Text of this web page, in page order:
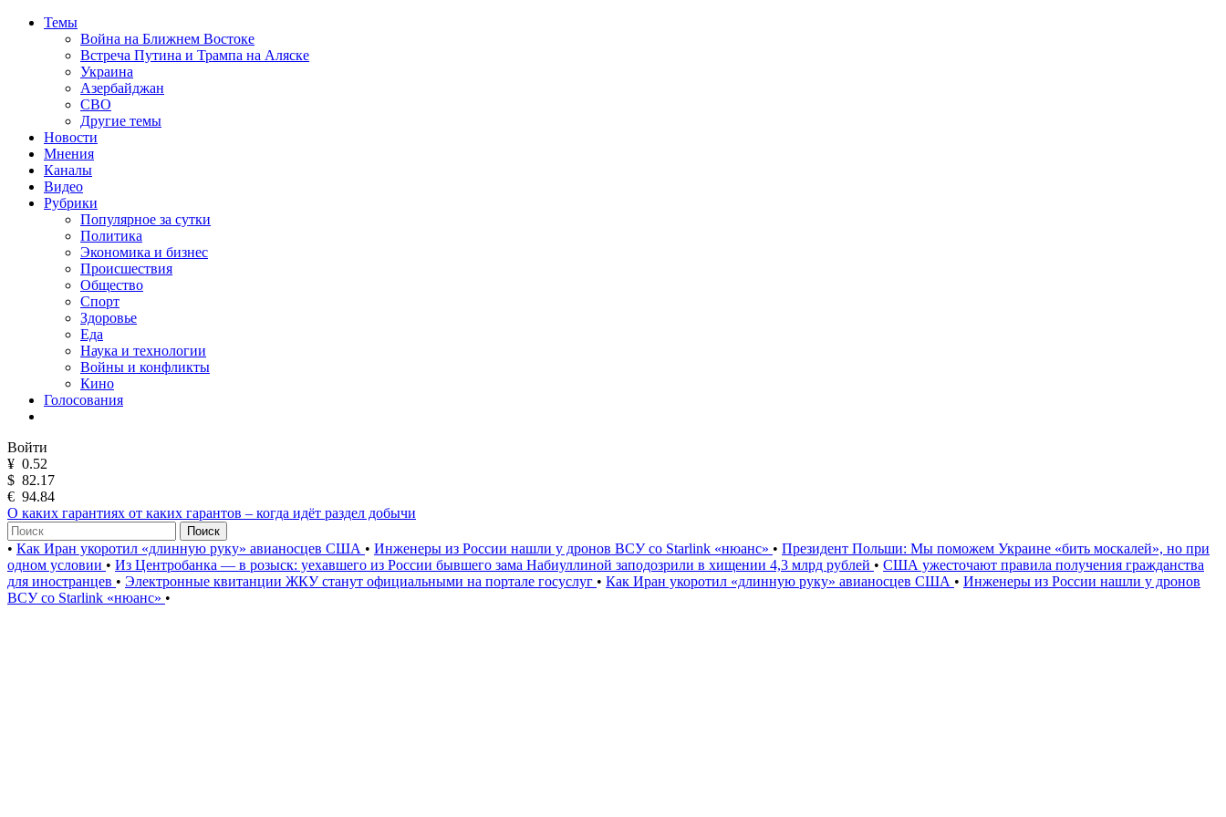
Темы
Война на Ближнем Востоке
Встреча Путина и Трампа на Аляске
Украина
Азербайджан
СВО
Другие темы
Новости
Мнения
Каналы
Видео
Рубрики
Популярное за сутки
Политика
Экономика и бизнес
Происшествия
Общество
Спорт
Здоровье
Еда
Наука и технологии
Войны и конфликты
Кино
Голосования
Войти
¥ 0.52
$ 82.17
€ 94.84
О каких гарантиях от каких гарантов – когда идёт раздел добычи
Поиск
• Как Иран укоротил «длинную руку» авианосцев США • Инженеры из России нашли у дронов ВСУ со Starlink «нюанс» • Президент Польши: Мы поможем Украине «бить москалей», но при
одном условии • Из Центробанка — в розыск: уехавшего из России бывшего зама Набиуллиной заподозрили в хищении 4,3 млрд рублей • США ужесточают правила получения гражданства
для иностранцев • Электронные квитанции ЖКУ станут официальными на портале госуслуг • Как Иран укоротил «длинную руку» авианосцев США • Инженеры из России нашли у дронов
ВСУ со Starlink «нюанс» •